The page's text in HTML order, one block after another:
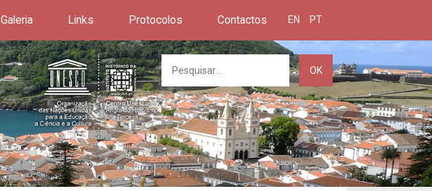
Galeria Links Protocolos Contactos EN PT
OK